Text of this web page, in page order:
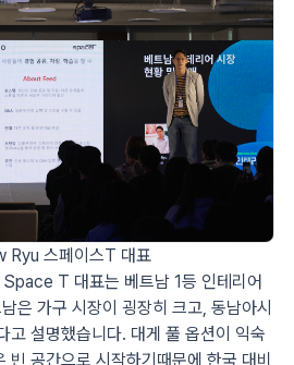
Ryu 스페이스T 대표
T 대표는 베트남 1등 인테리어
은 가구 시장이 굉장히 크고, 동남아시
고 설명했습니다. 대게 풀 옵션이 익숙
빈 공간으로 시작하기때문에 한국 대비